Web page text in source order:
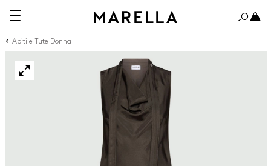
Abiti e Tute Donna